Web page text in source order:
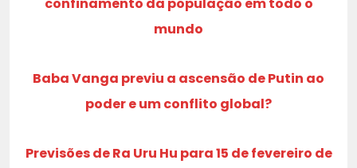
mundo
Baba Vanga previu a ascensão de Putin ao
poder e um conflito global?
Previsões de Ra Uru Hu para 15 de fevereiro de